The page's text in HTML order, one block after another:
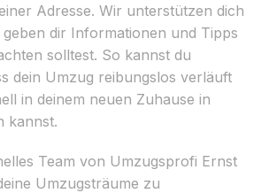
Adresse. Wir unterstützen dich
dir Informationen und Tipps
solltest. So kannst du
dein Umzug reibungslos verläuft
in deinem neuen Zuhause in
kannst.
Team von Umzugsprofi Ernst
Umzugsträume zu